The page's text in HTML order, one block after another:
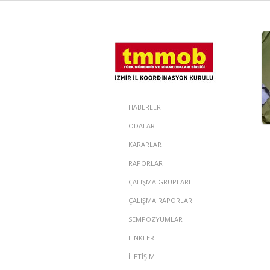
HABERLER
ODALAR
KARARLAR
RAPORLAR
ÇALIŞMA GRUPLARI
ÇALIŞMA RAPORLARI
SEMPOZYUMLAR
LİNKLER
İLETİŞİM